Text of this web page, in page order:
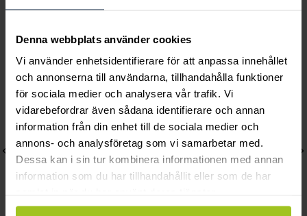
Denna webbplats använder cookies
Vi använder enhetsidentifierare för att anpassa innehållet
och annonserna till användarna, tillhandahålla funktioner
för sociala medier och analysera vår trafik. Vi
vidarebefordrar även sådana identifierare och annan
information från din enhet till de sociala medier och
annons- och analysföretag som vi samarbetar med.
Dessa kan i sin tur kombinera informationen med annan
information som du har tillhandahållit eller som de har
Andra köpte också